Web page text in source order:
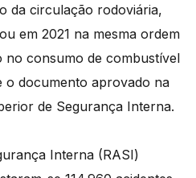
da circulação rodoviária,
em 2021 na mesma ordem
no consumo de combustível
o documento aprovado na
de Segurança Interna.
Interna (RASI)